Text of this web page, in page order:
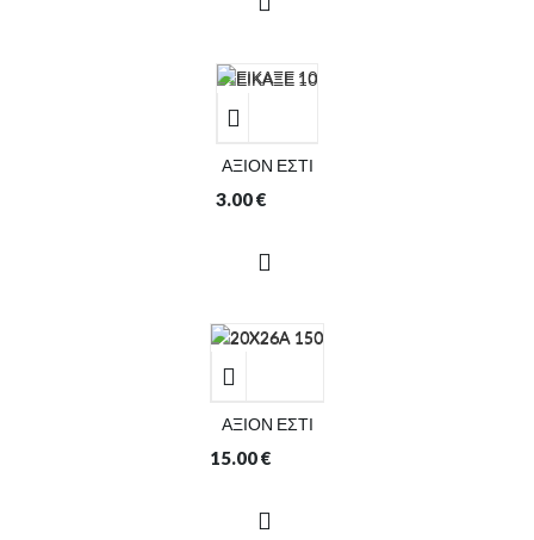
ΑΞΙΟΝ ΕΣΤΙ
3.00€
ΑΞΙΟΝ ΕΣΤΙ
15.00€